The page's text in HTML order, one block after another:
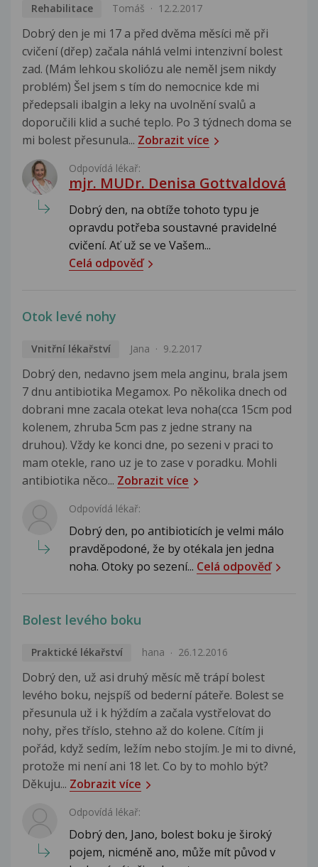
Rehabilitace Tomáš 12.2.2017
Dobrý den je mi 17 a před dvěma měsíci mě při
cvičení (dřep) začala náhlá velmi intenzivní bolest
zad. (Mám lehkou skoliózu ale neměl jsem nikdy
problém) Šel jsem s tím do nemocnice kde mi
předepsali ibalgin a leky na uvolnění svalů a
doporučili klid a suché teplo. Po 3 týdnech doma se
mi bolest přesunula... Zobrazit více
Odpovídá lékař:
mjr. MUDr. Denisa Gottvaldová
Dobrý den, na obtíže tohoto typu je
opravdu potřeba soustavné pravidelné
cvičení. Ať už se ve Vašem...
Celá odpověď
Otok levé nohy
Vnitřní lékařství Jana 9.2.2017
Dobrý den, nedavno jsem mela anginu, brala jsem
7 dnu antibiotika Megamox. Po několika dnech od
dobrani mne zacala otekat leva noha(cca 15cm pod
kolenem, zhruba 5cm pas z jedne strany na
druhou). Vždy ke konci dne, po sezeni v praci to
mam otekle, rano uz je to zase v poradku. Mohli
antibiotika něco... Zobrazit více
Odpovídá lékař:
Dobrý den, po antibioticích je velmi málo
pravděpodoné, že by otékala jen jedna
noha. Otoky po sezení... Celá odpověď
Bolest levého boku
Praktické lékařství hana 26.12.2016
Dobrý den, už asi druhý měsíc mě trápí bolest
levého boku, nejspíš od bederní páteře. Bolest se
přesunula už i k hýždím a začala vystřelovat do
nohy, přes tříslo, stehno až do kolene. Cítím ji
pořád, když sedím, ležím nebo stojím. Je mi to divné,
protože mi není ani 18 let. Co by to mohlo být?
Děkuju... Zobrazit více
Odpovídá lékař:
Dobrý den, Jano, bolest boku je široký
pojem, nicméně ano, může mít původ v